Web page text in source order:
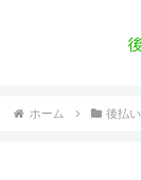
ホーム 後払い